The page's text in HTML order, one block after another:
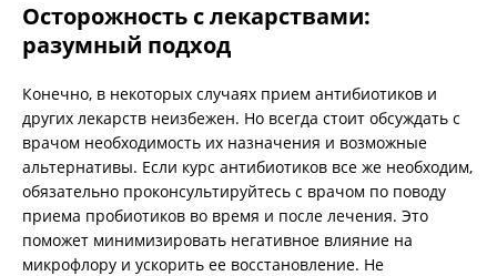
Осторожность с лекарствами:
разумный подход
Конечно, в некоторых случаях прием антибиотиков и
других лекарств неизбежен. Но всегда стоит обсуждать с
врачом необходимость их назначения и возможные
альтернативы. Если курс антибиотиков все же необходим,
обязательно проконсультируйтесь с врачом по поводу
приема пробиотиков во время и после лечения. Это
поможет минимизировать негативное влияние на
микрофлору и ускорить ее восстановление. Не